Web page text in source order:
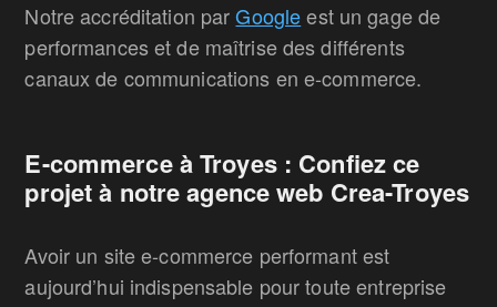
Notre accréditation parGoogleest un gage de
performances et de maîtrise des différents
canaux de communications en e-commerce.
E-commerce à Troyes : Confiez ce
projet à notre agence web Crea-Troyes
Avoir un site e-commerce performant est
aujourd’hui indispensable pour toute entreprise